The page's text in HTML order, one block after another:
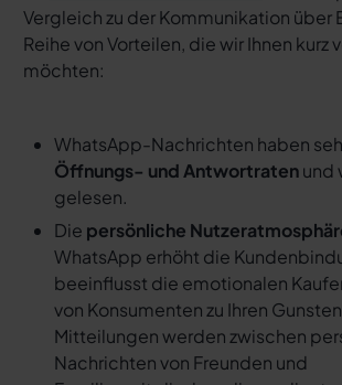
Vergleich zu der Kommunikation über
Reihe von Vorteilen, die wir Ihnen kurz
möchten:
WhatsApp-Nachrichten haben
Öffnungs- und Antwortratenund
gelesen.
Die persönliche
WhatsApp erhöht die
beeinflusst die emotionalen
von Konsumenten zu Ihren
Mitteilungen werden zwischen
Nachrichten von Freunden und